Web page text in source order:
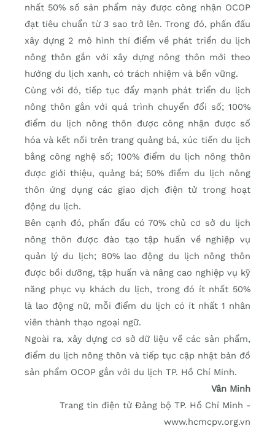
nhất 50% số sản phẩm này được công nhận OCOP
đạt tiêu chuẩn từ 3 sao trở lên. Trong đó, phấn đấu
xây dựng 2 mô hình thí điểm về phát triển du lịch
nông thôn gắn với xây dựng nông thôn mới theo
hướng du lịch xanh, có trách nhiệm và bền vững.
Cùng với đó, tiếp tục đẩy mạnh phát triển du lịch
nông thôn gắn với quá trình chuyển đổi số; 100%
điểm du lịch nông thôn được công nhận được số
hóa và kết nối trên trang quảng bá, xúc tiến du lịch
bằng công nghệ số; 100% điểm du lịch nông thôn
được giới thiệu, quảng bá; 50% điểm du lịch nông
thôn ứng dụng các giao dịch điện tử trong hoạt
động du lịch.
Bên cạnh đó, phấn đấu có 70% chủ cơ sở du lịch
nông thôn được đào tạo tập huấn về nghiệp vụ
quản lý du lịch; 80% lao động du lịch nông thôn
được bồi dưỡng, tập huấn và nâng cao nghiệp vụ kỹ
năng phục vụ khách du lịch, trong đó ít nhất 50%
là lao động nữ, mỗi điểm du lịch có ít nhất 1 nhân
viên thành thạo ngoại ngữ.
Ngoài ra, xây dựng cơ sở dữ liệu về các sản phẩm,
điểm du lịch nông thôn và tiếp tục cập nhật bản đồ
sản phẩm OCOP gắn với du lịch TP. Hồ Chí Minh.
Vân Minh
Trang tin điện tử Đảng bộ TP. Hồ Chí Minh -
www.hcmcpv.org.vn